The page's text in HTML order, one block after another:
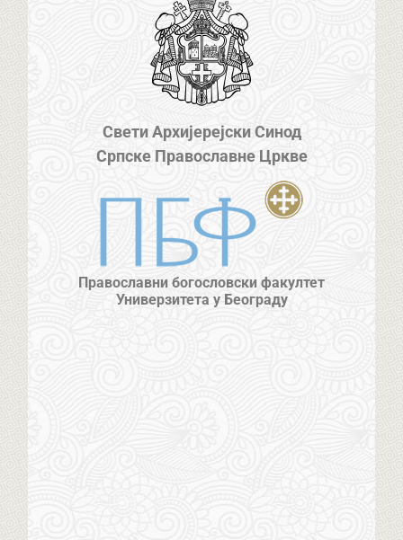
Свети Архијерејски Синод
Српске Православне Цркве
Православни богословски факултет
Универзитета у Београду